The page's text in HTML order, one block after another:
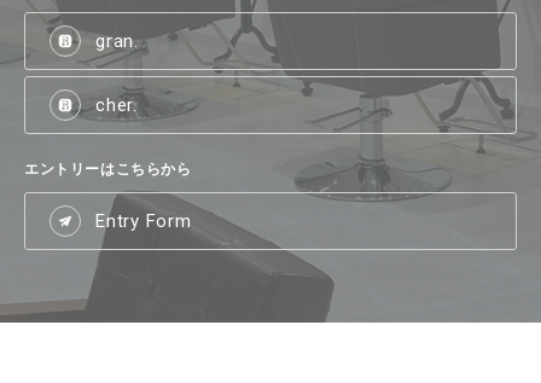
gran.
cher.
エントリーはこちらから
Entry Form